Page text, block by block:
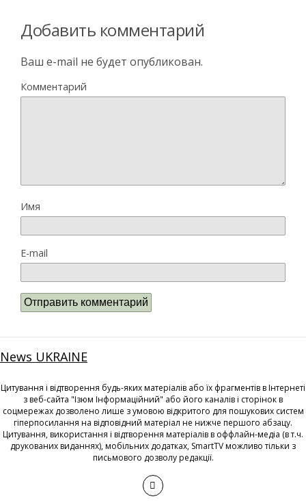
Добавить комментарий
Ваш e-mail не будет опубликован.
Комментарий
Имя
E-mail
News UKRAINE
Цитування і відтворення будь-яких матеріалів або їх фрагментів в Інтернеті
з веб-сайта "Ізюм Інформаційний" або його каналів і сторінок в
соцмережах дозволено лише з умовою відкритого для пошукових систем
гіперпосилання на відповідний матеріал не нижче першого абзацу.
Цитування, використання і відтворення матеріалів в оффлайн-медіа (в т.ч.
друкованих виданнях), мобільних додатках, SmartTV можливо тільки з
письмового дозволу редакції.